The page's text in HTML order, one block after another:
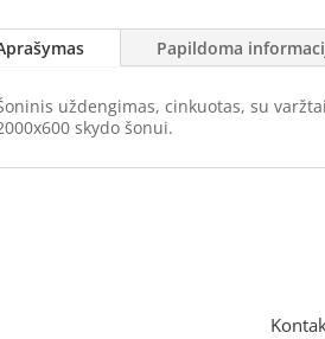
Papildoma
uždengimas, cinkuotas, su
skydo šonui.